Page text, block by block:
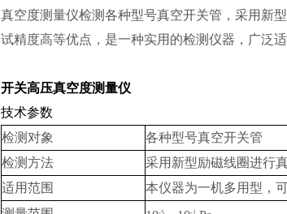
真空度测量仪检测各种型号真空开关管，采用新
试精度高等优点，是一种实用的检测仪器，广泛
开关高压真空度测量仪
技术参数
检测对象
各种型号真空开关管
检测方法
采用新型励磁线圈进行
适用范围
本仪器为一机多用型，